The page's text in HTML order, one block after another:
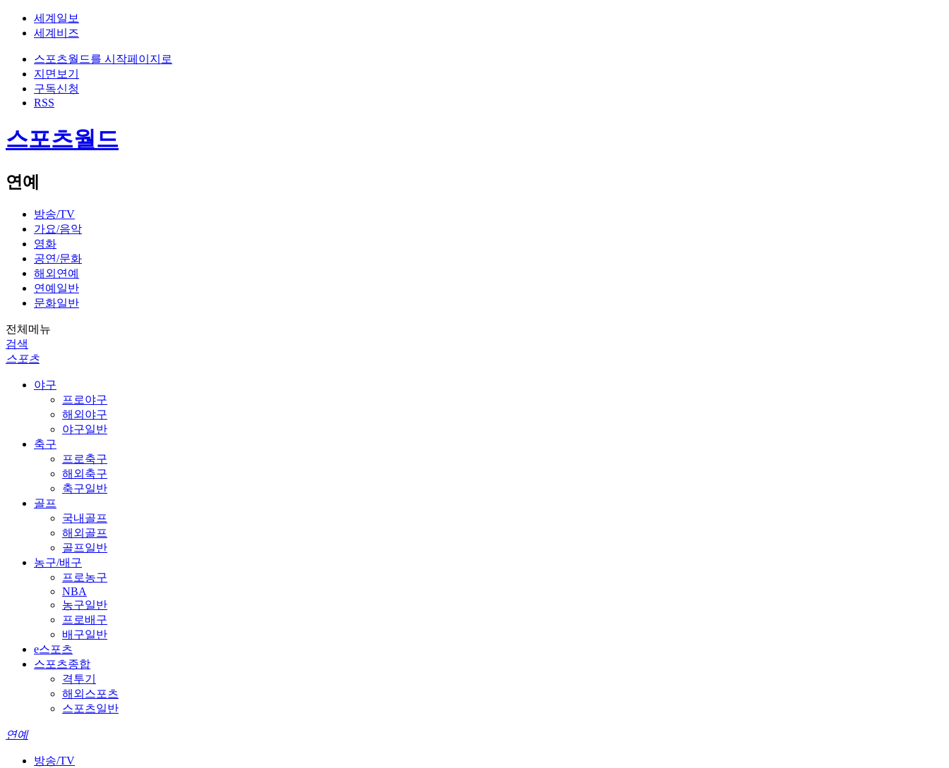
세계일보
세계비즈
스포츠월드를 시작페이지로
지면보기
구독신청
RSS
스포츠월드
연예
방송/TV
가요/음악
영화
공연/문화
해외연예
연예일반
문화일반
전체메뉴
검색
스포츠
야구
프로야구
해외야구
야구일반
축구
프로축구
해외축구
축구일반
골프
국내골프
해외골프
골프일반
농구/배구
프로농구
NBA
농구일반
프로배구
배구일반
e스포츠
스포츠종합
격투기
해외스포츠
스포츠일반
연예
방송/TV